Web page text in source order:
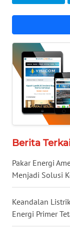
Berita
Pakar Energi
Menjadi Solusi
Keandalan
Energi Primer
NUSANTARA
WN
JOGJA
WN
JATIM
KALBAR
KALTENG